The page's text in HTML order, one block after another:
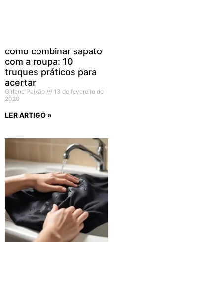
como combinar sapato
com a roupa: 10
truques práticos para
acertar
Girlene Paixão
13 de fevereiro de
2026
LER ARTIGO »